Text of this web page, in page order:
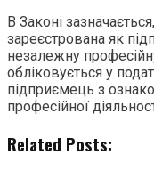
В Законі
зареєстрована як
незалежну
обліковується у
підприємець з
професійної
Related Posts: